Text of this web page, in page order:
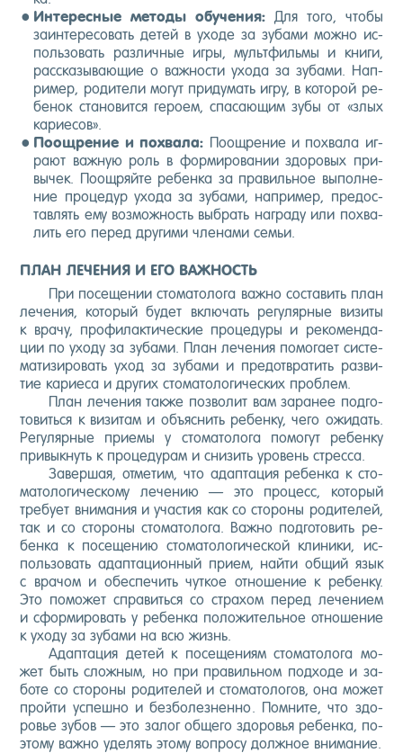
Ин­те­рес­ные ме­тоды обу­чения: Для то­го, что­бы
за­ин­те­ресо­вать де­тей в ухо­де за зу­бами мож­но ис­
поль­зо­вать раз­личные иг­ры, муль­тфиль­мы и кни­ги,
рас­ска­зыва­ющие о важ­ности ухо­да за зу­бами. Нап­
ри­мер, ро­дите­ли мо­гут при­думать иг­ру, в ко­торой ре­
бенок ста­новит­ся ге­ро­ем, спа­са­ющим зу­бы от «злых
ка­ри­есов».
По­ощ­ре­ние и пох­ва­ла: По­ощ­ре­ние и пох­ва­ла иг­
ра­ют важ­ную роль в фор­ми­рова­нии здо­ровых при­
вычек. По­ощ­ряй­те ре­бен­ка за пра­виль­ное вы­пол­не­
ние про­цедур ухо­да за зу­бами, нап­ри­мер, пре­дос­
тавлять ему воз­можность выб­рать наг­ра­ду или пох­ва­
лить его пе­ред дру­гими чле­нами семьи.
ПЛАН ЛЕЧЕНИЯ И ЕГО ВАЖНОСТЬ
При по­сеще­нии сто­мато­лога важ­но сос­та­вить план
ле­чения, ко­торый бу­дет вклю­чать ре­гуляр­ные ви­зиты
к вра­чу, про­филак­ти­чес­кие про­цеду­ры и ре­комен­да­
ции по ухо­ду за зу­бами. План ле­чения по­мога­ет сис­те­
мати­зиро­вать уход за зу­бами и пре­дот­вра­тить раз­ви­
тие ка­ри­еса и дру­гих сто­мато­логи­чес­ких проб­лем.
План ле­чения так­же поз­во­лит вам за­ранее под­го­
товить­ся к ви­зитам и объ­яс­нить ре­бен­ку, че­го ожи­дать.
Ре­гуляр­ные при­емы у сто­мато­лога по­могут ре­бен­ку
при­вык­нуть к про­цеду­рам и сни­зить уро­вень стрес­са.
За­вер­шая, от­ме­тим, что адап­та­ция ре­бен­ка к сто­
мато­логи­чес­ко­му ле­чению — это про­цесс, ко­торый
тре­бу­ет вни­мания и учас­тия как со сто­роны ро­дите­лей,
так и со сто­роны сто­мато­лога. Важ­но под­го­товить ре­
бен­ка к по­сеще­нию сто­мато­логи­чес­кой кли­ники, ис­
поль­зо­вать адап­та­ци­он­ный при­ем, най­ти об­щий язык
с вра­чом и обес­пе­чить чут­кое от­но­шение к ре­бен­ку.
Это по­может спра­вить­ся со стра­хом пе­ред ле­чени­ем
и сфор­ми­ровать у ре­бен­ка по­ложи­тель­ное от­но­шение
к ухо­ду за зу­бами на всю жизнь.
Адап­та­ция де­тей к по­сеще­ни­ям сто­мато­лога мо­
жет быть слож­ным, но при пра­виль­ном под­хо­де и за­
боте со сто­роны ро­дите­лей и сто­мато­логов, она мо­жет
прой­ти ус­пешно и без­бо­лез­ненно. Пом­ни­те, что здо­
ровье зу­бов — это за­лог об­ще­го здо­ровья ре­бен­ка, по­
это­му важ­но уде­лять это­му воп­ро­су дол­жное вни­мание.